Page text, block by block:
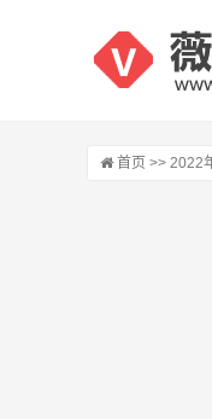
首页 >> 2022